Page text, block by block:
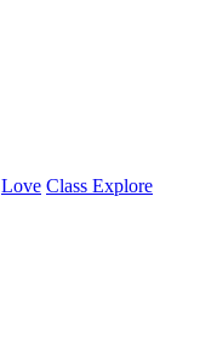
Love Class Explore